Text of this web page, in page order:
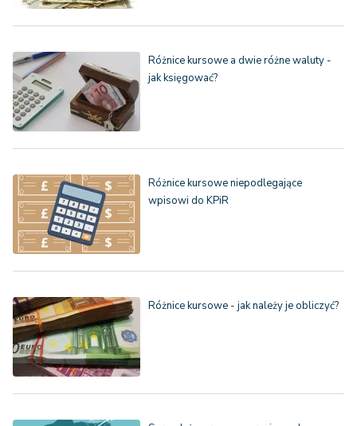
Różnice kursowe a dwie różne waluty -
jak księgować?
Różnice kursowe niepodlegające
wpisowi do KPiR
Różnice kursowe - jak należy je obliczyć?